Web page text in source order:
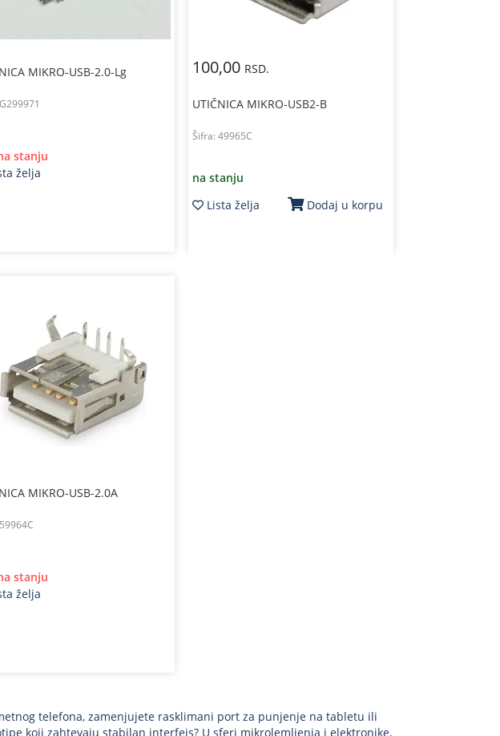
MIKRO-USB-2.0-Lg
G299971
stanju
želja
100,00 RSD.
UTIČNICA MIKRO-USB2-B
Šifra: 49965C
na stanju
Lista želja
Dodaj u korpu
MIKRO-USB-2.0A
59964C
stanju
želja
telefona, zamenjujete rasklimani port za punjenje na tabletu ili
koji zahtevaju stabilan interfejs? U sferi mikrolemljenja i elektronike,